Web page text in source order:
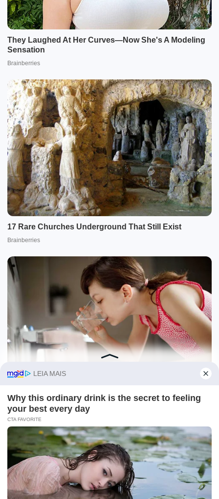
O site Campo Maior Em Foco utiliza cookies e outras
tecnologias semelhantes para recomendar conteúdo de seu
interesse. Ao prosseguir, você concorda com tal
monitoramento.Leia mais CONCORDO